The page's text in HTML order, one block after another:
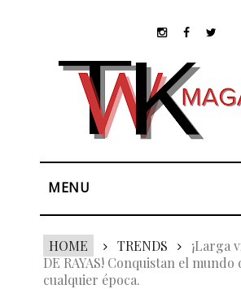
MENU
HOME TRENDS
¡Larga
DE RAYAS! Conquistan el mundo
cualquier época.